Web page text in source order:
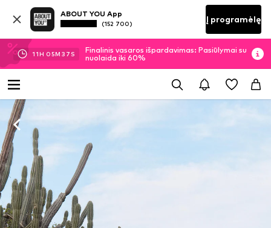
ABOUT YOU App
(152 700) Į programėlę
11H 05M 36 S
Finalinis vasaros išpardavimas: Pasiūlymai su
nuolaida iki 60%